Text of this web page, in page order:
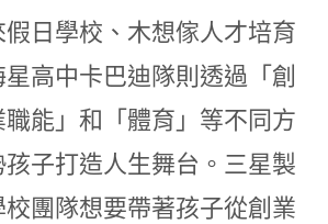
日學校、木想傢人才培育
高中卡巴迪隊則透過「創
能」和「體育」等不同方
子打造人生舞台。三星製
團隊想要帶著孩子從創業